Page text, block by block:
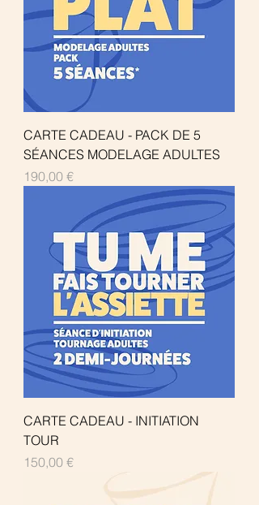
CARTE CADEAU - PACK DE 5
SÉANCES MODELAGE ADULTES
Prix
190,00 €
CARTE CADEAU - INITIATION
TOUR
Prix
150,00 €